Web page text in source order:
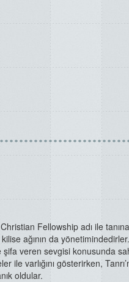
Fellowship adı ile
ağının da
veren sevgisi konusunda
varlığını gösterirken,
oldular.